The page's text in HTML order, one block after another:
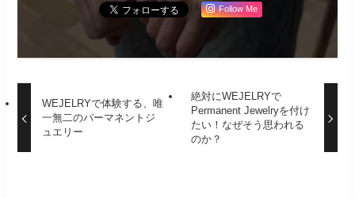
Follow Me
WEJELRYで体験する、唯
一無二のパーマネントジ
ュエリー
絶対にWEJELRYで
Permanent Jewelryを付け
たい！なぜそう思われる
のか？